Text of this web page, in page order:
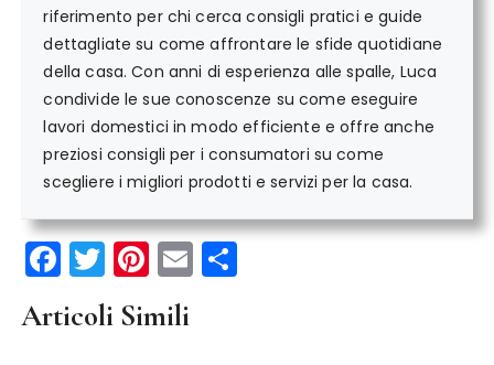
riferimento per chi cerca consigli pratici e guide
dettagliate su come affrontare le sfide quotidiane
della casa. Con anni di esperienza alle spalle, Luca
condivide le sue conoscenze su come eseguire
lavori domestici in modo efficiente e offre anche
preziosi consigli per i consumatori su come
scegliere i migliori prodotti e servizi per la casa.
F
a
c
T
w
it
Pi
n
te
E
m
Articoli Simili